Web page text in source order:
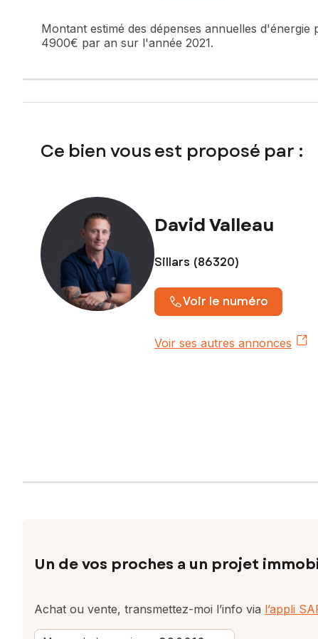
Contactez votre conseiller SAFTI : David VALLEAU, Tél. :
Montant estimé des dépenses annuelles d'énergie
4900€ par an sur l'année 2021.
Ce bien vous est proposé par :
David Valleau
Sillars (86320)
Voir le numéro
Voir ses autres annonces
Un de vos proches a un projet
Achat ou vente, transmettez-moi l’info via l’appli